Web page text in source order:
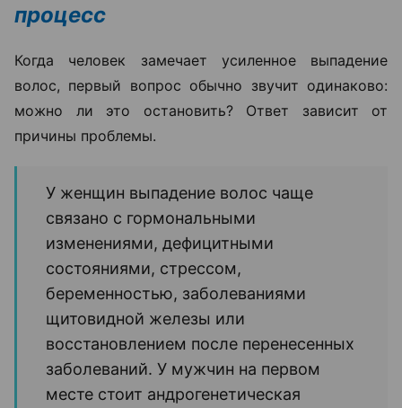
процесс
Когда человек замечает усиленное выпадение
волос, первый вопрос обычно звучит одинаково:
можно ли это остановить? Ответ зависит от
причины проблемы.
У женщин выпадение волос чаще
связано с гормональными
изменениями, дефицитными
состояниями, стрессом,
беременностью, заболеваниями
щитовидной железы или
восстановлением после перенесенных
заболеваний. У мужчин на первом
месте стоит андрогенетическая